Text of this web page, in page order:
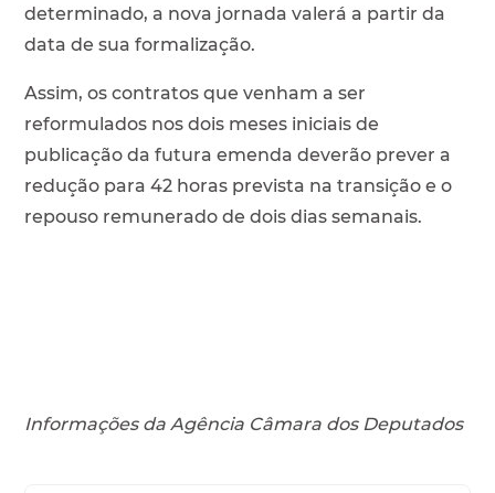
determinado, a nova jornada valerá a partir da
data de sua formalização.
Assim, os contratos que venham a ser
reformulados nos dois meses iniciais de
publicação da futura emenda deverão prever a
redução para 42 horas prevista na transição e o
repouso remunerado de dois dias semanais.
Informações da Agência Câmara dos Deputados